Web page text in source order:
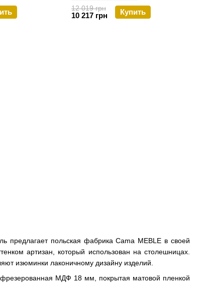
польская фабрика Cama MEBLE в своей
артизан, который использован на столешницах.
изюминки лаконичному дизайну изделий.
фрезерованная МДФ 18 мм, покрытая матовой пленкой
12 019 грн
10 217 грн Купить